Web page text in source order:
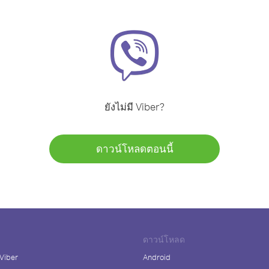
ยังไม่มี Viber?
ดาวน์โหลดตอนนี้
ดาวน์โหลด
Android